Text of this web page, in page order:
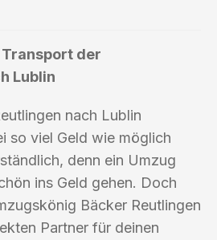
der
Lublin
nach Lublin
so viel Geld wie möglich
denn ein Umzug
ins Geld gehen. Doch
Bäcker Reutlingen
Partner für deinen